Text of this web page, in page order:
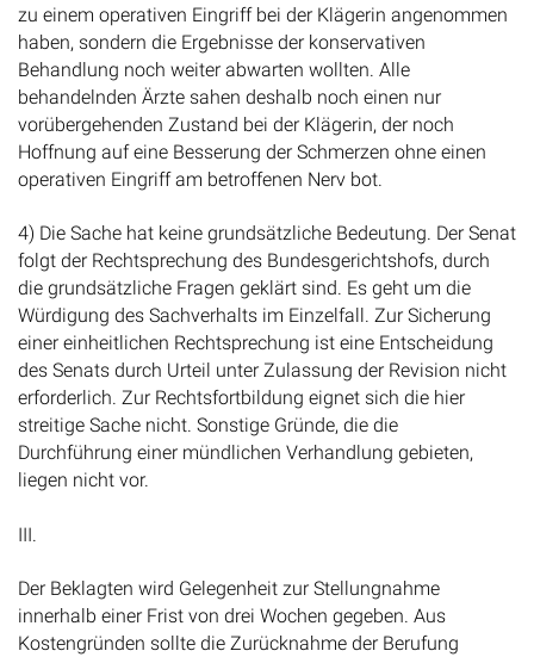
zu einem operativen Eingriff bei der Klägerin angenommen
haben, sondern die Ergebnisse der konservativen
Behandlung noch weiter abwarten wollten. Alle
behandelnden Ärzte sahen deshalb noch einen nur
vorübergehenden Zustand bei der Klägerin, der noch
Hoffnung auf eine Besserung der Schmerzen ohne einen
operativen Eingriff am betroffenen Nerv bot.
4) Die Sache hat keine grundsätzliche Bedeutung. Der Senat
folgt der Rechtsprechung des Bundesgerichtshofs, durch
die grundsätzliche Fragen geklärt sind. Es geht um die
Würdigung des Sachverhalts im Einzelfall. Zur Sicherung
einer einheitlichen Rechtsprechung ist eine Entscheidung
des Senats durch Urteil unter Zulassung der Revision nicht
erforderlich. Zur Rechtsfortbildung eignet sich die hier
streitige Sache nicht. Sonstige Gründe, die die
Durchführung einer mündlichen Verhandlung gebieten,
liegen nicht vor.
III.
Der Beklagten wird Gelegenheit zur Stellungnahme
innerhalb einer Frist von drei Wochen gegeben. Aus
Kostengründen sollte die Zurücknahme der Berufung